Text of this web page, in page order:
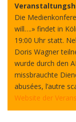
Die
will….» findet in
19:00 Uhr statt.
Doris Wagner
wurde durch den
missbrauchte
abusées, l’autre
Website der